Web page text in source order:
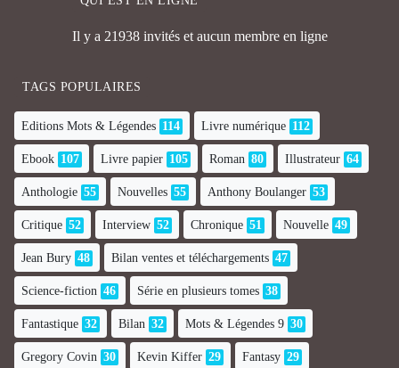
Il y a 21938 invités et aucun membre en ligne
TAGS POPULAIRES
Editions Mots & Légendes 114 Livre numérique 112
Ebook 107 Livre papier 105 Roman 80 Illustrateur 64
Anthologie 55 Nouvelles 55 Anthony Boulanger 53
Critique 52 Interview 52 Chronique 51 Nouvelle 49
Jean Bury 48 Bilan ventes et téléchargements 47
Science-fiction 46 Série en plusieurs tomes 38
Fantastique 32 Bilan 32 Mots & Légendes 9 30
Gregory Covin 30 Kevin Kiffer 29 Fantasy 29